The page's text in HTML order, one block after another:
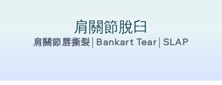
肩關節脫臼
肩關節唇撕裂│Bankart Tear│SLAP